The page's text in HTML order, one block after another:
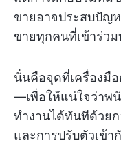
ขายอาจประสบปัญ
ขายทุกคนที่เข้าร่ว
นั่นคือจุดที่เครื่องมื
—เพื่อให้แน่ใจว่าพ
ทำงานได้ทันทีด้วย
และการปรับตัวเข้า